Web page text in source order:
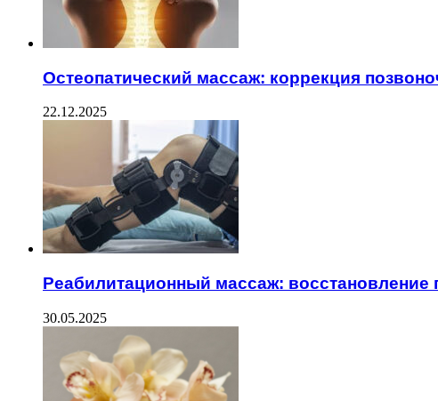
Остеопатический массаж: коррекция
22.12.2025
Реабилитационный массаж: восстановление
30.05.2025